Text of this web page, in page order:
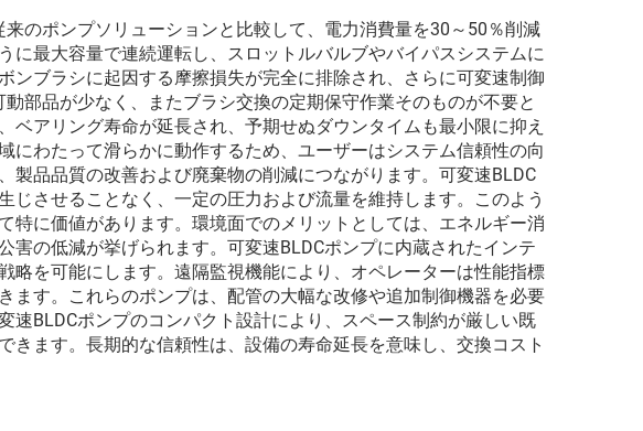
のポンプソリューションと比較して、電力消費量を30～50％削減
最大容量で連続運転し、スロットルバルブやバイパスシステムに
ブラシに起因する摩擦損失が完全に排除され、さらに可変速制御
部品が少なく、またブラシ交換の定期保守作業そのものが不要と
アリング寿命が延長され、予期せぬダウンタイムも最小限に抑え
わたって滑らかに動作するため、ユーザーはシステム信頼性の向
品品質の改善および廃棄物の削減につながります。可変速BLDC
させることなく、一定の圧力および流量を維持します。このよう
に価値があります。環境面でのメリットとしては、エネルギー消
の低減が挙げられます。可変速BLDCポンプに内蔵されたインテ
略を可能にします。遠隔監視機能により、オペレーターは性能指標
ます。これらのポンプは、配管の大幅な改修や追加制御機器を必要
BLDCポンプのコンパクト設計により、スペース制約が厳しい既
ます。長期的な信頼性は、設備の寿命延長を意味し、交換コスト